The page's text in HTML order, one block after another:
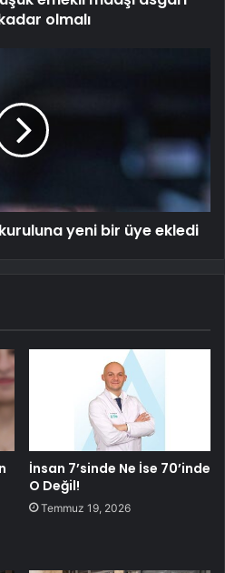
olmalı
yeni bir üye ekledi
İnsan 7’sinde Ne İse 70’inde
O Değil!
Temmuz 19, 2026